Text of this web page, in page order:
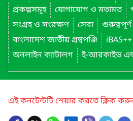
প্রকল্পসমূহ
যোগাযোগ ও মতামত
সংগ্রহ ও সংরক্ষণ
সেবা
বাংলাদেশ জাতীয় গ্রন্থপঞ্জি
iBAS++
অনলাইন ক্যাটালগ
ই-আরকাইভ
এই কনটেন্টটি শেয়ার করতে ক্লিক